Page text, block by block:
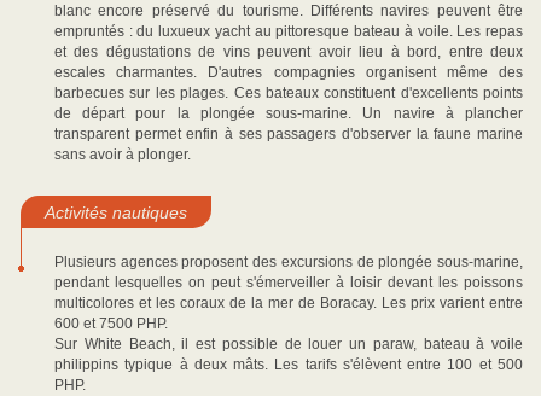
blanc encore préservé du tourisme. Différents navires peuvent être
empruntés : du luxueux yacht au pittoresque bateau à voile. Les repas
et des dégustations de vins peuvent avoir lieu à bord, entre deux
escales charmantes. D'autres compagnies organisent même des
barbecues sur les plages. Ces bateaux constituent d'excellents points
de départ pour la plongée sous-marine. Un navire à plancher
transparent permet enfin à ses passagers d'observer la faune marine
sans avoir à plonger.
Activités nautiques
Plusieurs agences proposent des excursions de plongée sous-marine,
pendant lesquelles on peut s'émerveiller à loisir devant les poissons
multicolores et les coraux de la mer de Boracay. Les prix varient entre
600 et 7500 PHP.
Sur White Beach, il est possible de louer un paraw, bateau à voile
philippins typique à deux mâts. Les tarifs s'élèvent entre 100 et 500
PHP.